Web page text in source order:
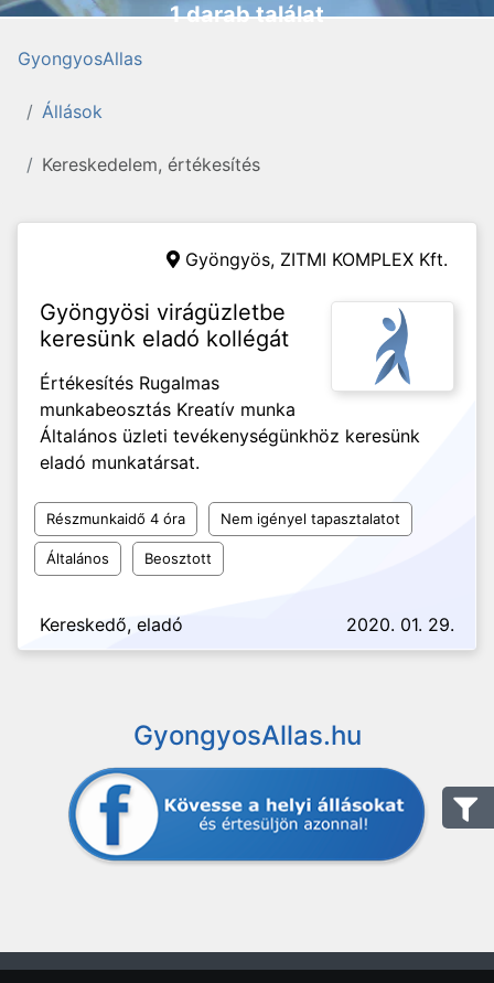
1 darab találat
GyongyosAllas
Állások
Kereskedelem, értékesítés
Gyöngyös, ZITMI KOMPLEX Kft.
Gyöngyösi virágüzletbe
keresünk eladó kollégát
Értékesítés Rugalmas
munkabeosztás Kreatív munka
Általános üzleti tevékenységünkhöz keresünk
eladó munkatársat.
Részmunkaidő 4 óra Nem igényel tapasztalatot
Általános Beosztott
Kereskedő, eladó 2020. 01. 29.
GyongyosAllas.hu